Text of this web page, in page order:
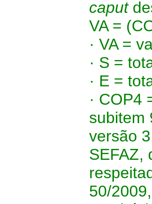
caput
VA =
· VA =
· S =
· E =
· COP4
subitem
versão
SEFAZ,
50/